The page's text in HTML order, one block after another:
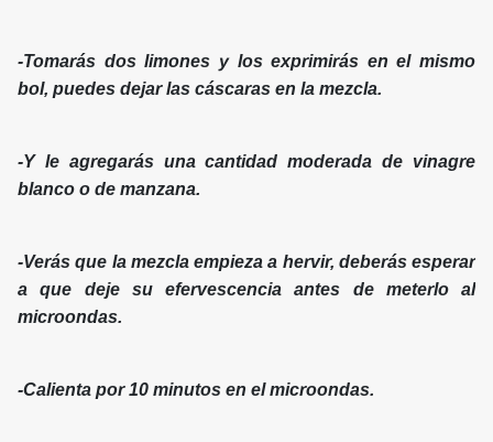
-Tomarás dos limones y los exprimirás en el mismo
bol, puedes dejar las cáscaras en la mezcla.
-Y le agregarás una cantidad moderada de vinagre
blanco o de manzana.
-Verás que la mezcla empieza a hervir, deberás esperar
a que deje su efervescencia antes de meterlo al
microondas.
-Calienta por 10 minutos en el microondas.